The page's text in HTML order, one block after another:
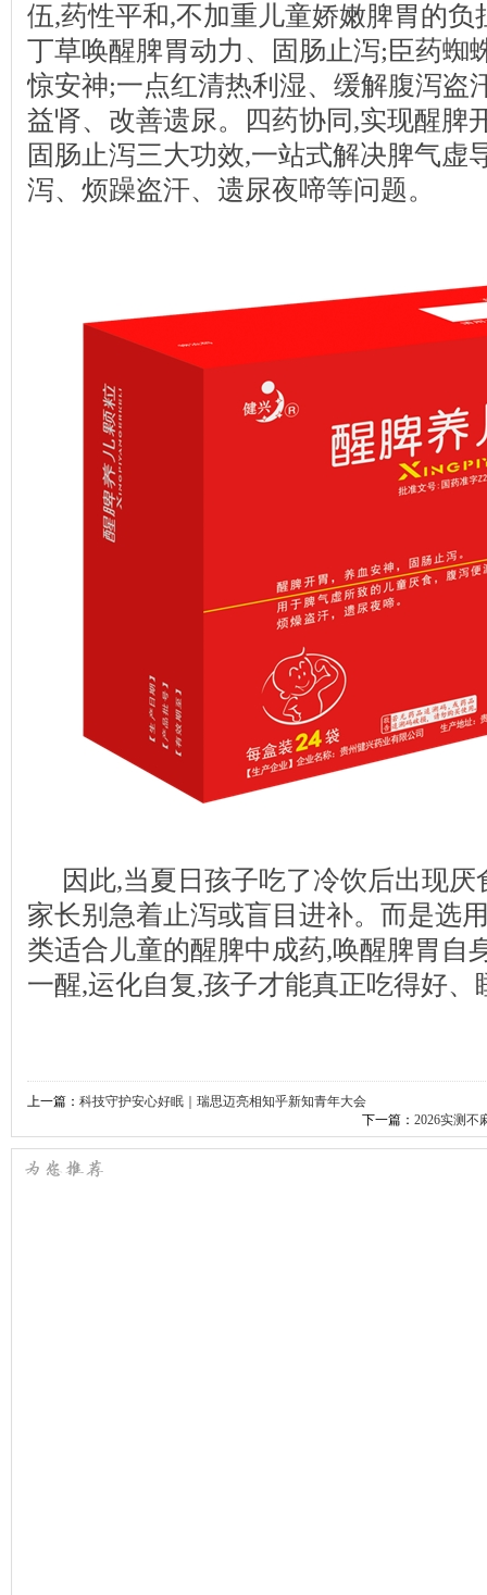
伍,药性平和,不加重儿童娇嫩脾胃的负
丁草唤醒脾胃动力、固肠止泻;臣药蜘
惊安神;一点红清热利湿、缓解腹泻盗
益肾、改善遗尿。四药协同,实现醒脾
固肠止泻三大功效,一站式解决脾气虚
泻、烦躁盗汗、遗尿夜啼等问题。
因此,当夏日孩子吃了冷饮后出现
家长别急着止泻或盲目进补。而是选
类适合儿童的醒脾中成药,唤醒脾胃自
一醒,运化自复,孩子才能真正吃得好、
上一篇： 科技守护安心好眠｜瑞思迈亮相知乎新知青年大会
下一篇： 2026实测不